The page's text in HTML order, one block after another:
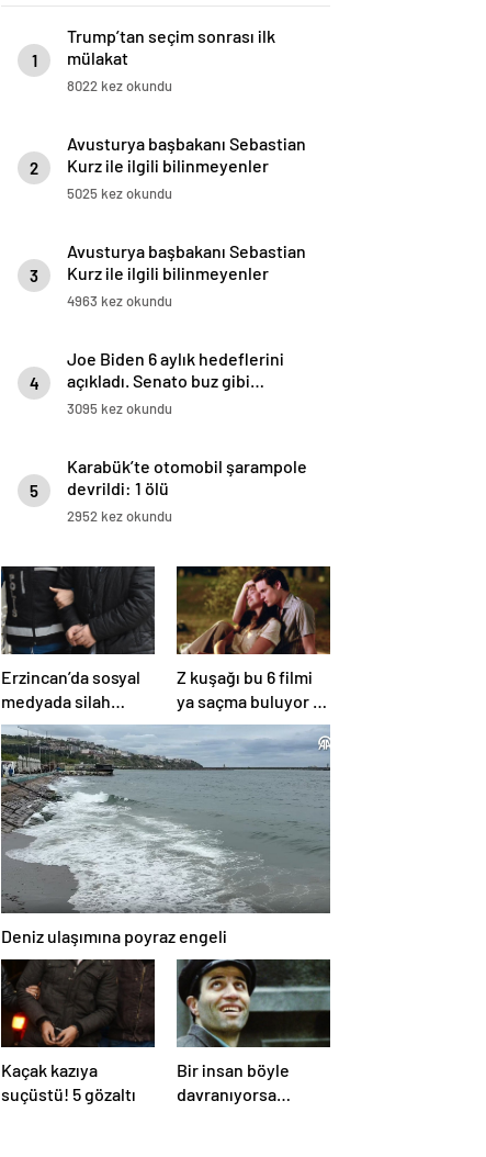
1
Trump’tan seçim sonrası ilk
mülakat
8022 kez okundu
2
Avusturya başbakanı Sebastian
Kurz ile ilgili bilinmeyenler
5025 kez okundu
3
Avusturya başbakanı Sebastian
Kurz ile ilgili bilinmeyenler
4963 kez okundu
4
Joe Biden 6 aylık hedeflerini
açıkladı. Senato buz gibi…
3095 kez okundu
5
Karabük’te otomobil şarampole
devrildi: 1 ölü
2952 kez okundu
Erzincan’da sosyal
medyada silah
teşhiri yapanlar
yakalandı
Z kuşağı bu 6 filmi
ya saçma buluyor ya
da rahatsız edici ve
toksik!
Deniz ulaşımına poyraz engeli
Kaçak kazıya
suçüstü! 5 gözaltı
Bir insan böyle
davranıyorsa